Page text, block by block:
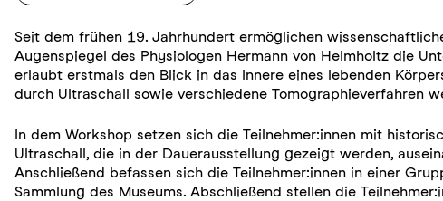
Seit dem frühen 19. Jahrhundert ermöglichen
Augenspiegel des Physiologen Hermann von Helmholtz die
erlaubt erstmals den Blick in das Innere eines lebenden
durch Ultraschall sowie verschiedene Tomographieverfahren
In dem Workshop setzen sich die Teilnehmer:innen mit
Ultraschall, die in der Dauerausstellung gezeigt werden,
Anschließend befassen sich die Teilnehmer:innen in einer
Sammlung des Museums. Abschließend stellen die